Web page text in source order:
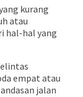
kurang
atau
hal-hal yang
empat atau
jalan